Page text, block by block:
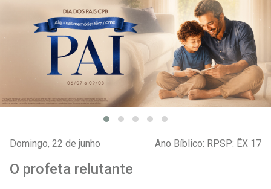
Domingo, 22 de junho Ano Bíblico: RPSP: ÊX 17
O profeta relutante